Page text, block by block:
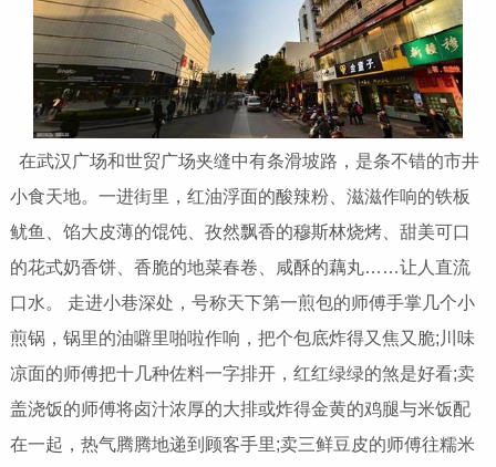
在武汉广场和世贸广场夹缝中有条滑坡路，是条不错的市井
小食天地。一进街里，红油浮面的酸辣粉、滋滋作响的铁板
鱿鱼、馅大皮薄的馄饨、孜然飘香的穆斯林烧烤、甜美可口
的花式奶香饼、香脆的地菜春卷、咸酥的藕丸……让人直流
口水。 走进小巷深处，号称天下第一煎包的师傅手掌几个小
煎锅，锅里的油噼里啪啦作响，把个包底炸得又焦又脆;川味
凉面的师傅把十几种佐料一字排开，红红绿绿的煞是好看;卖
盖浇饭的师傅将卤汁浓厚的大排或炸得金黄的鸡腿与米饭配
在一起，热气腾腾地递到顾客手里;卖三鲜豆皮的师傅往糯米